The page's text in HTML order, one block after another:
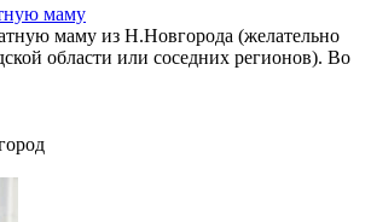
маму
маму из Н.Новгорода (желательно
области или соседних регионов). Во